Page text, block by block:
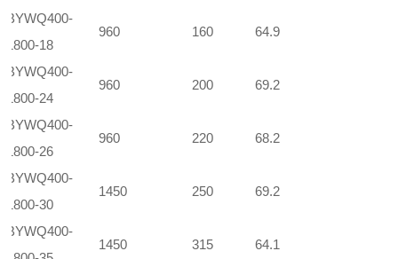
BYWQ400-
1800-18
960 160 64.9
BYWQ400-
1800-24
960 200 69.2
BYWQ400-
1800-26
960 220 68.2
BYWQ400-
1800-30
1450 250 69.2
BYWQ400-
1450 315 64.1